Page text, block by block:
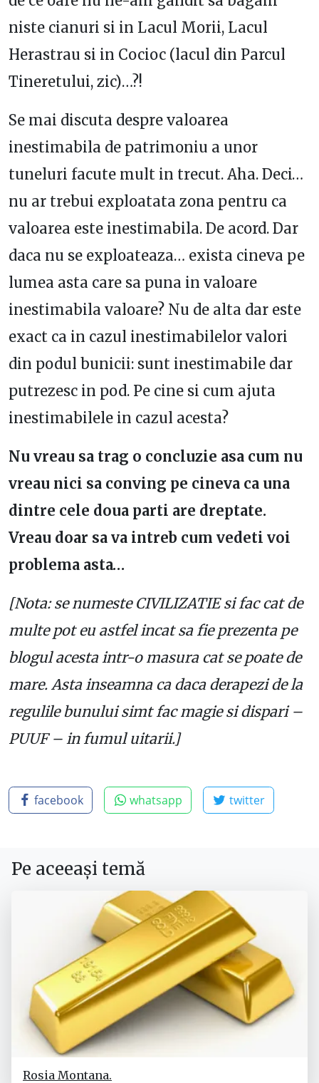
niste cianuri si in Lacul Morii, Lacul
Herastrau si in Cocioc (lacul din Parcul
Tineretului, zic)…?!
Se mai discuta despre valoarea
inestimabila de patrimoniu a unor
tuneluri facute mult in trecut. Aha. Deci…
nu ar trebui exploatata zona pentru ca
valoarea este inestimabila. De acord. Dar
daca nu se exploateaza… exista cineva pe
lumea asta care sa puna in valoare
inestimabila valoare? Nu de alta dar este
exact ca in cazul inestimabilelor valori
din podul bunicii: sunt inestimabile dar
putrezesc in pod. Pe cine si cum ajuta
inestimabilele in cazul acesta?
Nu vreau sa trag o concluzie asa cum nu
vreau nici sa conving pe cineva ca una
dintre cele doua parti are dreptate.
Vreau doar sa va intreb cum vedeti voi
problema asta…
[Nota: se numeste CIVILIZATIE si fac cat de
multe pot eu astfel incat sa fie prezenta pe
blogul acesta intr-o masura cat se poate de
mare. Asta inseamna ca daca derapezi de la
regulile bunului simt fac magie si dispari –
PUUF – in fumul uitarii.]
facebook whatsapp twitter
Pe aceeași temă
Rosia Montana.